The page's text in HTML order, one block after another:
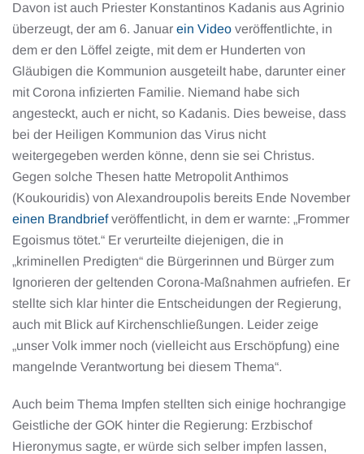
Davon ist auch Priester Konstantinos Kadanis aus Agrinio
überzeugt, der am 6. Januar ein Video veröffentlichte, in
dem er den Löffel zeigte, mit dem er Hunderten von
Gläubigen die Kommunion ausgeteilt habe, darunter einer
mit Corona infizierten Familie. Niemand habe sich
angesteckt, auch er nicht, so Kadanis. Dies beweise, dass
bei der Heiligen Kommunion das Virus nicht
weitergegeben werden könne, denn sie sei Christus.
Gegen solche Thesen hatte Metropolit Anthimos
(Koukouridis) von Alexandroupolis bereits Ende November
einen Brandbriefveröffentlicht, in dem er warnte: „Frommer
Egoismus tötet.“ Er verurteilte diejenigen, die in
„kriminellen Predigten“ die Bürgerinnen und Bürger zum
Ignorieren der geltenden Corona-Maßnahmen aufriefen. Er
stellte sich klar hinter die Entscheidungen der Regierung,
auch mit Blick auf Kirchenschließungen. Leider zeige
„unser Volk immer noch (vielleicht aus Erschöpfung) eine
mangelnde Verantwortung bei diesem Thema“.
Auch beim Thema Impfen stellten sich einige hochrangige
Geistliche der GOK hinter die Regierung: Erzbischof
Hieronymus sagte, er würde sich selber impfen lassen,